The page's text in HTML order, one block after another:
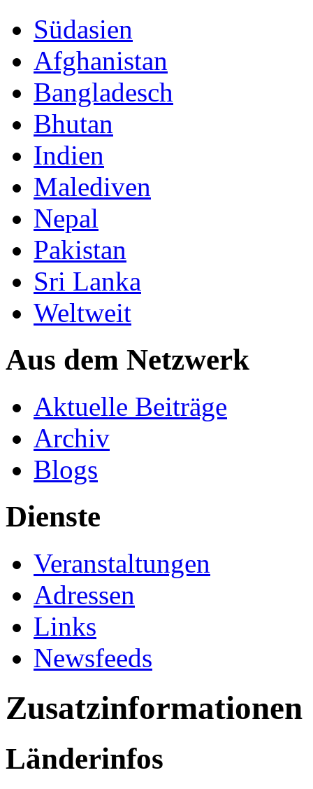
Südasien
Afghanistan
Bangladesch
Bhutan
Indien
Malediven
Nepal
Pakistan
Sri Lanka
Weltweit
Aus dem Netzwerk
Aktuelle Beiträge
Archiv
Blogs
Dienste
Veranstaltungen
Adressen
Links
Newsfeeds
Zusatzinformationen
Länderinfos